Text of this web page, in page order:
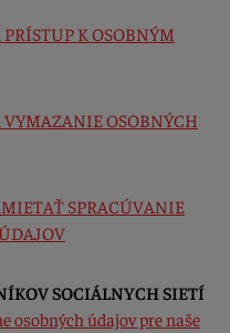
K OSOBNÝM
OSOBNÝCH
SPRACÚVANIE
SOCIÁLNYCH SIETÍ
osobných údajov pre naše